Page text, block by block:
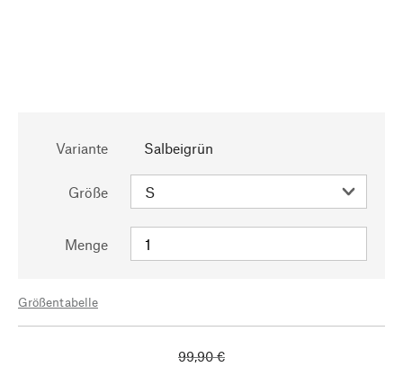
Variante Salbeigrün
Größe
Menge
Größentabelle
99,90 €